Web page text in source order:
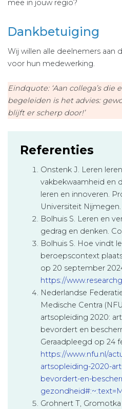
mee in jouw regio?
Dankbetuiging
Wij willen alle deelnemers aan
voor hun medewerking.
Eindquote: ‘Aan collega’s die
begeleiden is het advies:
blijft er scherp door!’
Referenties
Onstenk J. Leren
vakbekwaamheid en
leren en innoveren.
Universiteit
Bolhuis S. Leren en
gedrag en denken.
Bolhuis S. Hoe vindt
beroepscontext
op 20 september
https://
Nederlandse
Medische Centra
artsopleiding 2020:
bevordert en
Geraadpleegd op 24
https://www.nfu.nl/
artsopleiding-2020-
bevordert-en-
Grohnert T,